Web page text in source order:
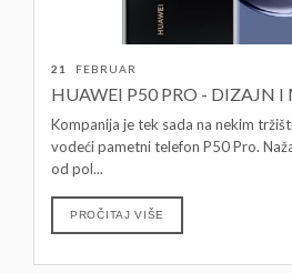
21 FEBRUAR
HUAWEI P50 PRO - DIZAJN I
Kompanija je tek sada na nekim
vodeći pametni telefon P50 Pro.
od pol...
PROČITAJ VIŠE